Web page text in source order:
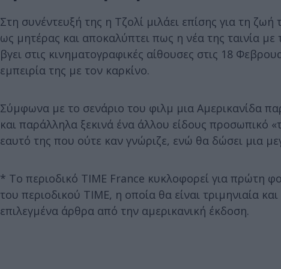
Στη συνέντευξή της η Τζολί μιλάει επίσης για τη
ως μητέρας και αποκαλύπτει πως η νέα της ταινία
βγει στις κινηματογραφικές αίθουσες στις 18
εμπειρία της με τον καρκίνο.
Σύμφωνα με το σενάριο του φιλμ μια Αμερικανίδα
και παράλληλα ξεκινά ένα άλλου είδους προσωπικό
εαυτό της που ούτε καν γνώριζε, ενώ θα δώσει μια
* Το περιοδικό TIME France κυκλοφορεί για πρώτη
του περιοδικού TIME, η οποία θα είναι τριμηνιαία
επιλεγμένα άρθρα από την αμερικανική έκδοση.